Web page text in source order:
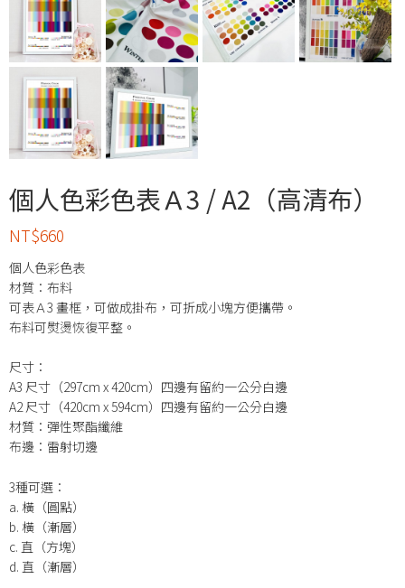
個人色彩色表Ａ3 / A2（高清布）
NT$660
個人色彩色表
材質：布料
可表Ａ3 畫框，可做成掛布，可折成小塊方便攜帶。
布料可熨燙恢復平整。
尺寸：
A3 尺寸（297cm x 420cm）四邊有留約一公分白邊
A2 尺寸（420cm x 594cm）四邊有留約一公分白邊
材質：彈性聚酯纖維
布邊：雷射切邊
3種可選：
a. 橫（圓點）
b. 橫（漸層）
c. 直（方塊）
d. 直（漸層）